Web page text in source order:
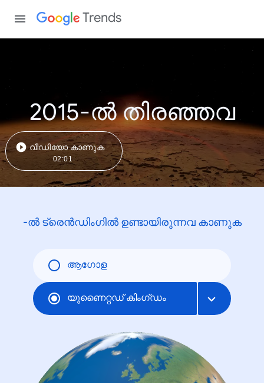
Trends
2015-ൽ തിരഞ്ഞവ
വീഡിയോ കാണുക
02:01
-ൽ ട്രെൻഡിംഗിൽ ഉണ്ടായിരുന്നവ കാണുക
ആഗോള
യുണൈറ്റഡ് കിംഗ്ഡം